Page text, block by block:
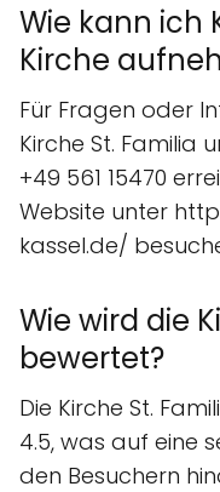
Wie kann ich
Kirche
Für Fragen oder
Kirche St. Familia
+49 561 15470
Website unter
kassel.de/
Wie wird die
bewertet?
Die Kirche St.
4.5, was auf eine
den Besuchern